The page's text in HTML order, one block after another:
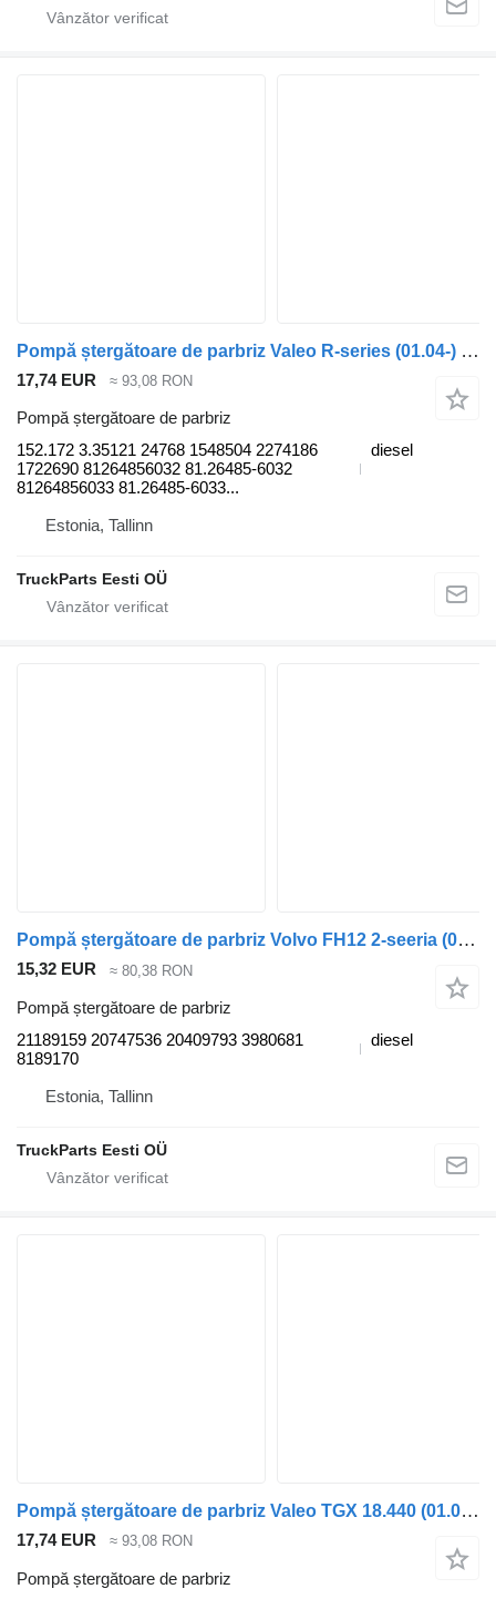
Pompă ștergătoare de parbriz Valeo R-series (01.04-) 152.172 pentru cap tractor Scania P,G,R,T-series (2004-2017)
17,74 EUR ≈ 93,08 RON
Pompă ștergătoare de parbriz
152.172 3.35121 24768 1548504 2274186
1722690 81264856032 81.26485-6032
81264856033 81.26485-6033...
diesel
Estonia, Tallinn
TruckParts Eesti OÜ
Pompă ștergătoare de parbriz Volvo FH12 2-seeria (01.02-) 21189159 pentru cap tractor Volvo FH12, FH16, NH12, FH, VNL780 (1993-2014)
15,32 EUR ≈ 80,38 RON
Pompă ștergătoare de parbriz
21189159 20747536 20409793 3980681
8189170
diesel
Estonia, Tallinn
TruckParts Eesti OÜ
Pompă ștergătoare de parbriz Valeo TGX 18.440 (01.07-) 1548504 pentru cap tractor MAN TGL, TGM, TGS, TGX (2005-2021)
17,74 EUR ≈ 93,08 RON
Pompă ștergătoare de parbriz